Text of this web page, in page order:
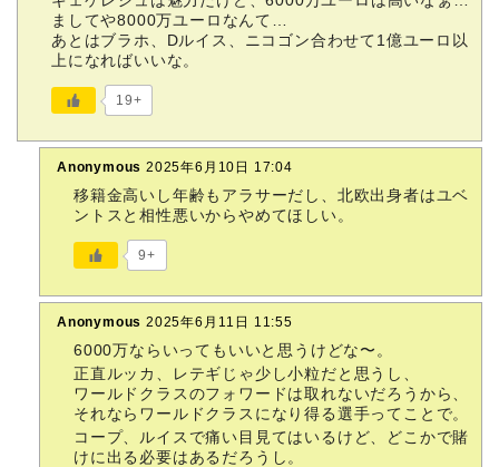
ましてや8000万ユーロなんて…
あとはブラホ、Dルイス、ニコゴン合わせて1億ユーロ以
上になればいいな。
19+
Anonymous 2025年6月10日 17:04
移籍金高いし年齢もアラサーだし、北欧出身者はユベ
ントスと相性悪いからやめてほしい。
9+
Anonymous 2025年6月11日 11:55
6000万ならいってもいいと思うけどな〜。
正直ルッカ、レテギじゃ少し小粒だと思うし、
ワールドクラスのフォワードは取れないだろうから、
それならワールドクラスになり得る選手ってことで。
コープ、ルイスで痛い目見てはいるけど、どこかで賭
けに出る必要はあるだろうし。